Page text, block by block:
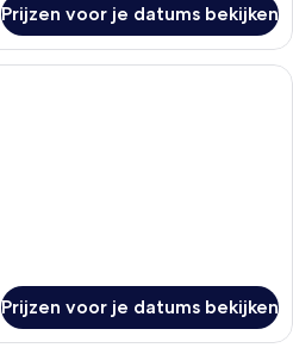
Prijzen voor je datums bekijken
Een hotelkamer met een
Prijzen voor je datums bekijken